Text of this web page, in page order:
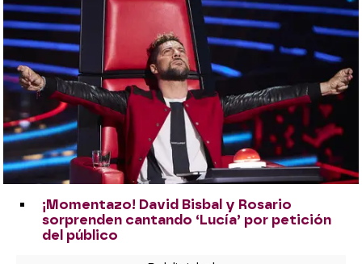
¡Momentazo! David Bisbal y Rosario
sorprenden cantando ‘Lucía’ por petición
del público